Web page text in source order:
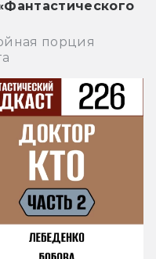
порция